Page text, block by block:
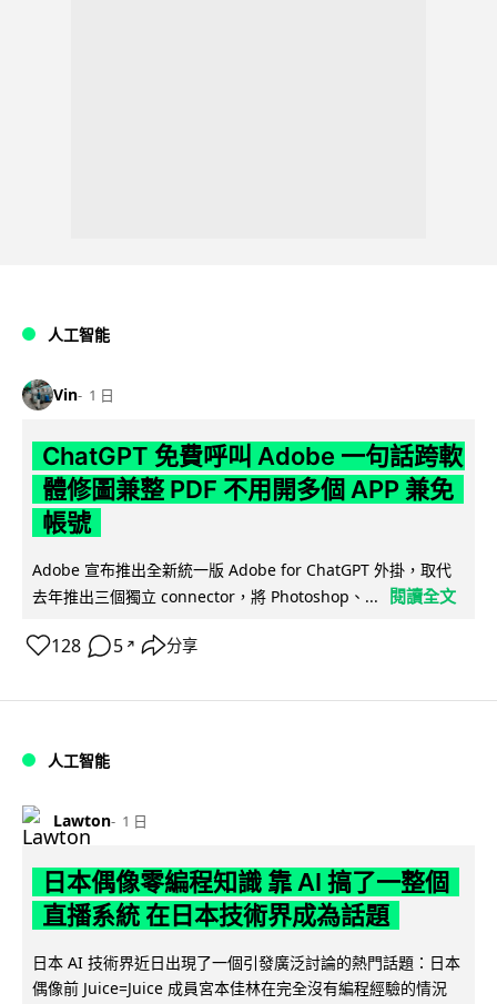
人工智能
Vin 1 日
ChatGPT 免費呼叫 Adobe 一句話跨軟
體修圖兼整 PDF 不用開多個 APP 兼免
帳號
Adobe 宣布推出全新統一版 Adobe for ChatGPT 外掛，取代
去年推出三個獨立 connector，將 Photoshop、...
閱讀全文
128 5 ↗ 分享
人工智能
Lawton 1 日
日本偶像零編程知識 靠 AI 搞了一整個
直播系統 在日本技術界成為話題
日本 AI 技術界近日出現了一個引發廣泛討論的熱門話題：日本
偶像前 Juice=Juice 成員宮本佳林在完全沒有編程經驗的情況